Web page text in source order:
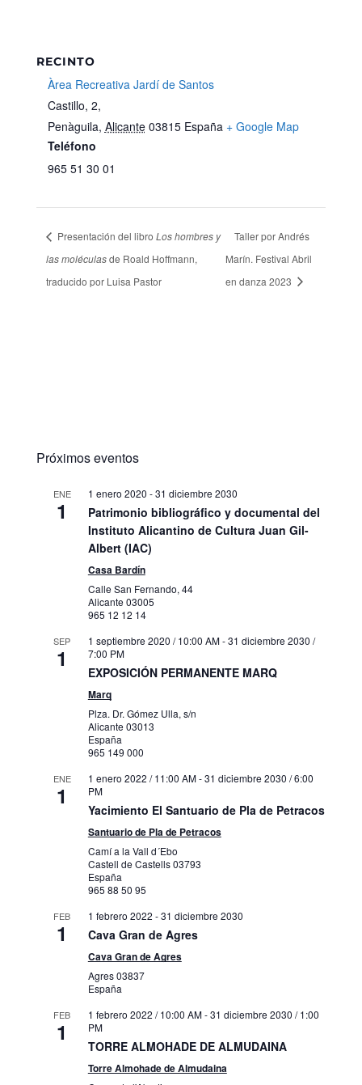
RECINTO
Àrea Recreativa Jardí de Santos
Castillo, 2,
Penàguila, Alicante 03815 España + Google Map
Teléfono
965 51 30 01
Presentación del libro Los hombres y
las moléculasde Roald Hoffmann,
traducido por Luisa Pastor
Taller por Andrés
Marín. Festival Abril
en danza 2023
Próximos eventos
ENE
1
1 enero 2020 -31 diciembre 2030
Patrimonio bibliográfico y documental del
Instituto Alicantino de Cultura Juan Gil-
Albert (IAC)
Casa Bardín
Calle San Fernando, 44
Alicante 03005
965 12 12 14
SEP
1
1 septiembre 2020 / 10:00 AM-31 diciembre 2030 /
7:00 PM
EXPOSICIÓN PERMANENTE MARQ
Marq
Plza. Dr. Gómez Ulla, s/n
Alicante 03013
España
965 149 000
ENE
1
1 enero 2022 / 11:00 AM-31 diciembre 2030 / 6:00
PM
Yacimiento El Santuario de Pla de Petracos
Santuario de Pla de Petracos
Camí a la Vall d´Ebo
Castell de Castells03793
España
965 88 50 95
FEB
1
1 febrero 2022 -31 diciembre 2030
Cava Gran de Agres
Cava Gran de Agres
Agres03837
España
FEB
1
1 febrero 2022 / 10:00 AM-31 diciembre 2030 / 1:00
PM
TORRE ALMOHADE DE ALMUDAINA
Torre Almohade de Almudaina